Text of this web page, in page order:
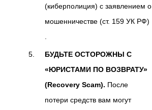
(киберполиция) с заявлением о
мошенничестве (ст. 159 УК РФ)
БУДЬТЕ ОСТОРОЖНЫ С
«ЮРИСТАМИ ПО ВОЗВРАТУ»
(Recovery Scam). После
потери средств вам могут